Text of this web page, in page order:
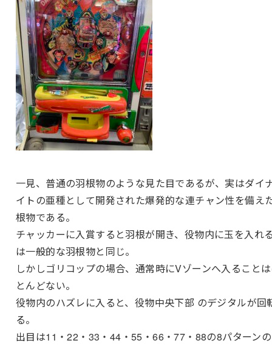
一見、普通の羽根物のような見た目であるが、実はダイ
イトの亜種として開発された爆発的な連チャン性を備え
根物である。
チャッカーに入賞すると羽根が開き、役物内に玉を入れ
は一般的な羽根物と同じ。
しかしゴリコップの場合、通常時にVゾーンへ入ること
とんどない。
役物内のハズレに入ると、役物中央下部 のデジタルが回
る。
出目は11・22・33・44・55・66・77・88の8パターンの